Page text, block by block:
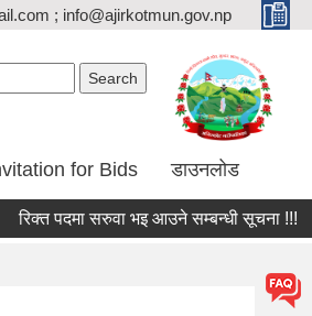
; info@ajirkotmun.gov.np
for Bids डाउनलोड
पदमा सरुवा भइ आउने सम्बन्धी सूचना !!!